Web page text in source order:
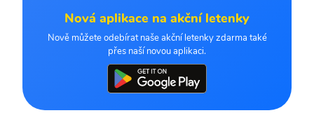
Nová aplikace na akční letenky
Nově můžete odebírat naše akční letenky zdarma také
přes naší novou aplikaci.